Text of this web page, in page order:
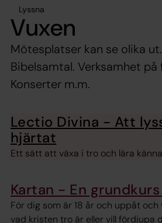
Lyssna
Vuxen
Mötesplatser kan se olika
Bibelsamtal. Verksamhet på
Konserter m.m.
Lectio Divina - Att
hjärtat
Ett sätt att växa i tro och lära
Kartan - En
För dig som är 18 år och uppåt
vad kristen tro är eller vill fördjupa